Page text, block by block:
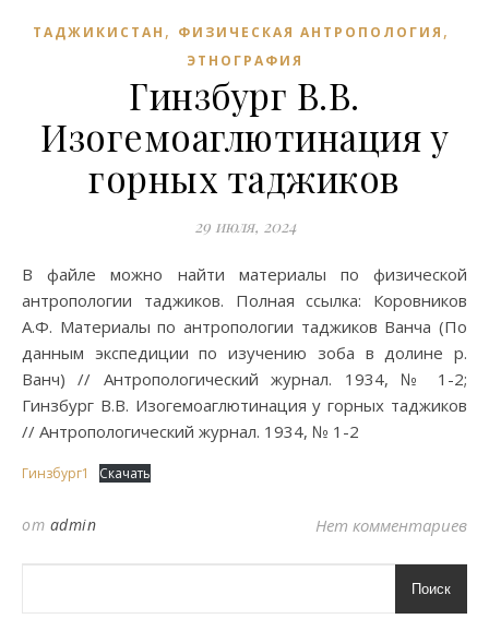
ТАДЖИКИСТАН , ФИЗИЧЕСКАЯ АНТРОПОЛОГИЯ ,
ЭТНОГРАФИЯ
Гинзбург В.В.
Изогемоаглютинация у
горных таджиков
29 июля, 2024
В файле можно найти материалы по физической
антропологии таджиков. Полная ссылка: Коровников
А.Ф. Материалы по антропологии таджиков Ванча (По
данным экспедиции по изучению зоба в долине р.
Ванч) // Антропологический журнал. 1934, № 1-2;
Гинзбург В.В. Изогемоаглютинация у горных таджиков
// Антропологический журнал. 1934, № 1-2
Гинзбург1 Скачать
от admin Нет комментариев
Поиск